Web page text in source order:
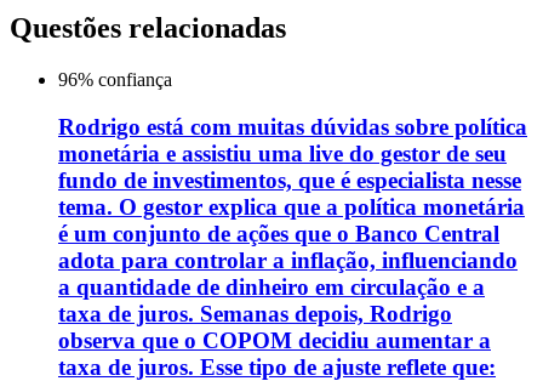
Questões relacionadas
96% confiança
Rodrigo está com muitas dúvidas sobre política
monetária e assistiu uma live do gestor de seu
fundo de investimentos, que é especialista nesse
tema. O gestor explica que a política monetária
é um conjunto de ações que o Banco Central
adota para controlar a inflação, influenciando
a quantidade de dinheiro em circulação e a
taxa de juros. Semanas depois, Rodrigo
observa que o COPOM decidiu aumentar a
taxa de juros. Esse tipo de ajuste reflete que: